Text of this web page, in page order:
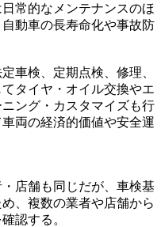
常的なメンテナンスのほ
動車の長寿命化や事故防
車検、定期点検、修理、
タイヤ・オイル交換やエ
ング・カスタマイズも行
両の経済的価値や安全運
店舗も同じだが、車検基
、複数の業者や店舗から
認する。